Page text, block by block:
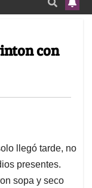
con
llegó tarde, no
presentes.
sopa y seco